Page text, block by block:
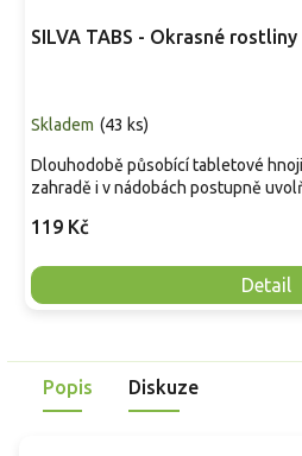
SILVA TABS - Okrasné rostliny
Skladem (43 ks)
119 Kč
Detail
Dlouhodobě působící tabletové
zahradě i v nádobách postupně
Popis Diskuze